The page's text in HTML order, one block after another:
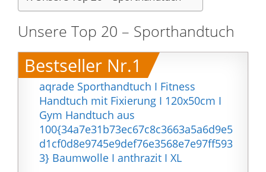
Unsere Top 20 – Sporthandtuch
Bestseller Nr.1
aqrade Sporthandtuch I Fitness
Handtuch mit Fixierung I 120x50cm I
Gym Handtuch aus
100{34a7e31b73ec67c8c3663a5a6d9e5
d1cf0d8e9745e9def76e3568e7e97ff593
3} Baumwolle I anthrazit I XL